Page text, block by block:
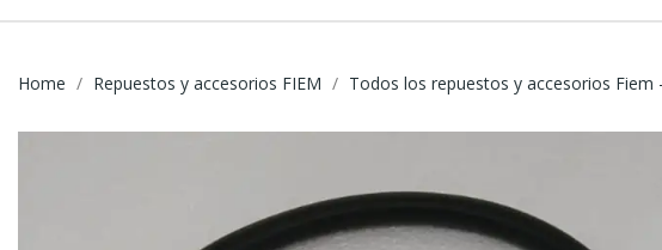
Home Repuestos y accesorios FIEM Todos los repuestos y accesorios